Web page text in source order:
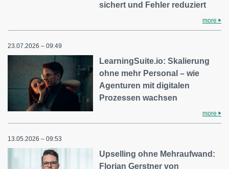
sichert und Fehler reduziert
more
23.07.2026 – 09:49
LearningSuite.io: Skalierung
ohne mehr Personal – wie
Agenturen mit digitalen
Prozessen wachsen
more
13.05.2026 – 09:53
Upselling ohne Mehraufwand:
Florian Gerstner von